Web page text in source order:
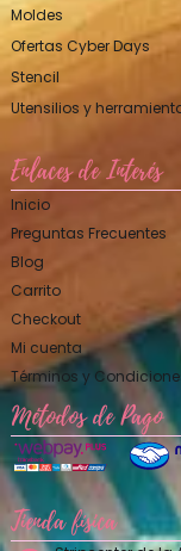
Moldes
Ofertas Cyber Days
Stencil
Utensilios y
Enlaces de Interés
Inicio
Preguntas Frecuentes
Blog
Carrito
Checkout
Mi cuenta
Términos y
Métodos de Pago
Tienda física